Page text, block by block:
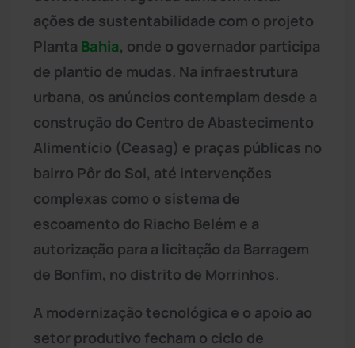
ações de sustentabilidade com o projeto
Planta Bahia, onde o governador participa
de plantio de mudas. Na infraestrutura
urbana, os anúncios contemplam desde a
construção do Centro de Abastecimento
Alimentício (Ceasag) e praças públicas no
bairro Pôr do Sol, até intervenções
complexas como o sistema de
escoamento do Riacho Belém e a
autorização para a licitação da Barragem
de Bonfim, no distrito de Morrinhos.
A modernização tecnológica e o apoio ao
setor produtivo fecham o ciclo de